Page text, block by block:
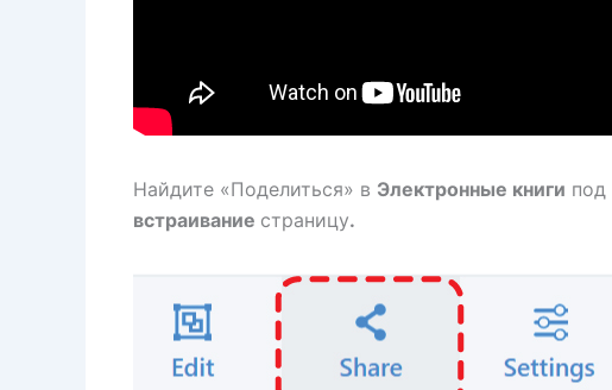
Найдите «Поделиться» в Электронные книги под
встраивание страницу.